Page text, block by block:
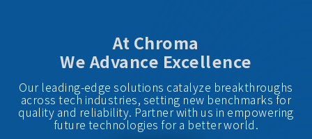
At Chroma
We Advance Excellence
Our leading-edge solutions catalyze breakthroughs
across tech industries, setting new benchmarks for
quality and reliability. Partner with us in empowering
future technologies for a better world.